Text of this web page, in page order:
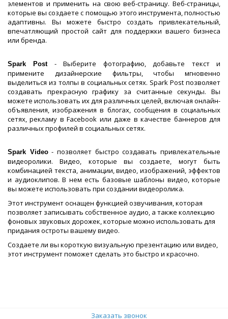
элементов и применить на свою веб-страницу. Веб-страницы,
которые вы создаете с помощью этого инструмента, полностью
адаптивны. Вы можете быстро создать привлекательный,
впечатляющий простой сайт для поддержки вашего бизнеса
или бренда.
Spark Post- Выберите фотографию, добавьте текст и
примените дизайнерские фильтры, чтобы мгновенно
выделиться из толпы в социальных сетях. Spark Post позволяет
создавать прекрасную графику за считанные секунды. Вы
можете использовать их для различных целей, включая онлайн-
объявления, изображения в блогах, сообщения в социальных
сетях, рекламу в Facebook или даже в качестве баннеров для
различных профилей в социальных сетях.
Spark Video- позволяет быстро создавать привлекательные
видеоролики. Видео, которые вы создаете, могут быть
комбинацией текста, анимации, видео, изображений, эффектов
и аудиоклипов. В нем есть базовые шаблоны видео, которые
вы можете использовать при создании видеоролика.
Этот инструмент оснащен функцией озвучивания, которая
позволяет записывать собственное аудио, а также коллекцию
фоновых звуковых дорожек, которые можно использовать для
придания остроты вашему видео.
Создаете ли вы короткую визуальную презентацию или видео,
этот инструмент поможет сделать это быстро и красочно.
Заказать звонок